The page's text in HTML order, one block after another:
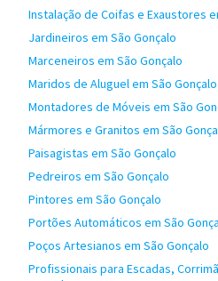
Instalação de Coifas e Exaustores
Jardineiros em São Gonçalo
Marceneiros em São Gonçalo
Maridos de Aluguel em São Gonçalo
Montadores de Móveis em São
Mármores e Granitos em São
Paisagistas em São Gonçalo
Pedreiros em São Gonçalo
Pintores em São Gonçalo
Portões Automáticos em São
Poços Artesianos em São Gonçalo
Profissionais para Escadas,